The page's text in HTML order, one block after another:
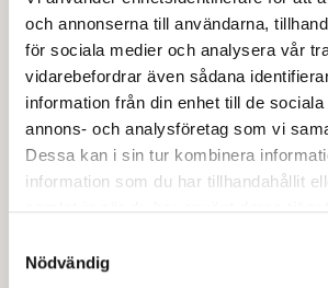
och annonserna till användarna,
för sociala medier och analysera vår
vidarebefordrar även sådana
information från din enhet till de
annons- och analysföretag som vi
Dessa kan i sin tur kombinera
information som du har tillhandahållit
Nödvändig
Höstterminen
Skolstart - samtliga skolor:
Måndag 17 augusti
Lovdagar:
Terminsavslutning: